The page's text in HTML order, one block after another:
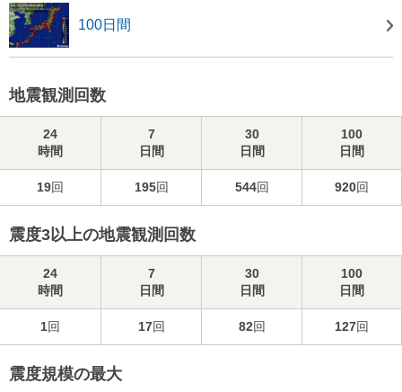
100日間
地震観測回数
24
時間
7
日間
30
日間
100
日間
19回 195回 544回 920回
震度3以上の地震観測回数
24
時間
7
日間
30
日間
100
日間
1回 17回 82回 127回
震度規模の最大